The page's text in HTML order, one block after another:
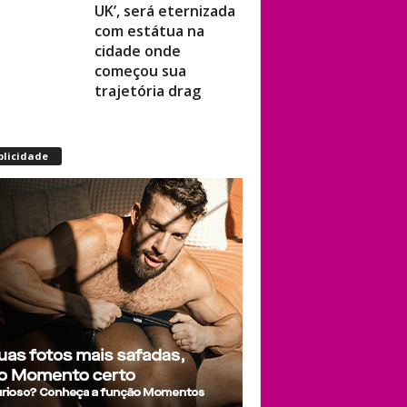
UK’, será eternizada
com estátua na
cidade onde
começou sua
trajetória drag
espanhol viram
assunto na web por
fotos “românticas”
em iate
Presença de
Shangela faz
estrelas de RuPaul’s
Drag Race
abandonarem festa
de aniversário de